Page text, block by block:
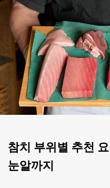
참치 부위별 추천
눈알까지